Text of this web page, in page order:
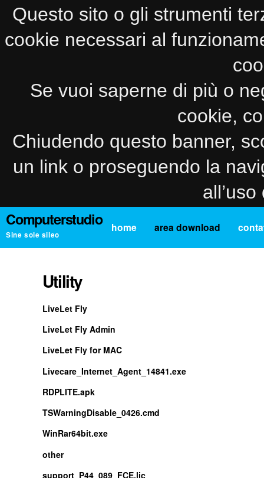
Questo sito o gli strumenti
cookie necessari al
Se vuoi saperne di più o
cookie,
Chiudendo questo banner,
un link o proseguendo la
Computerstudio
Sine sole sileo
home area download
Utility
LiveLet Fly
LiveLet Fly Admin
LiveLet Fly for MAC
Livecare_Internet_Agent_14841.exe
RDPLITE.apk
TSWarningDisable_0426.cmd
WinRar64bit.exe
other
support_P44_089_FCE.lic